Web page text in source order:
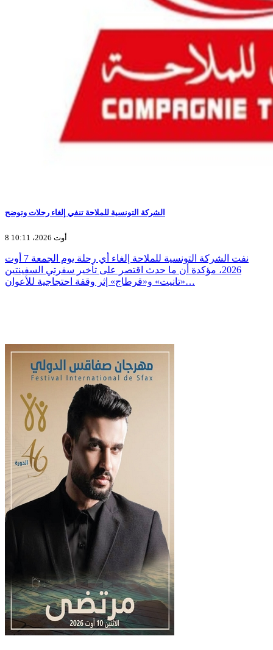
الشركة التونسية للملاحة تنفي إلغاء رحلات وتوضح
8 أوت 2026، 10:11
نفت الشركة التونسية للملاحة إلغاء أي رحلة يوم الجمعة 7 أوت
2026، مؤكدة أن ما حدث اقتصر على تأخير سفرتي السفينتين
«تانيت» و«قرطاج» إثر وقفة احتجاجية للأعوان…